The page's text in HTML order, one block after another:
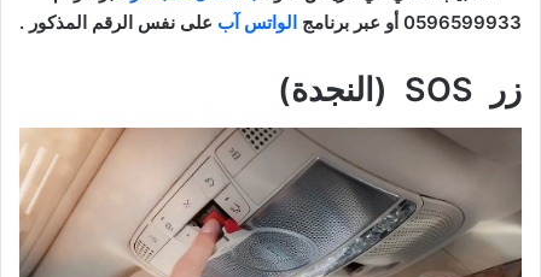
0596599933 أو عبر برنامج
الواتس آب على نفس الرقم المذكور .
زر SOS (النجدة)